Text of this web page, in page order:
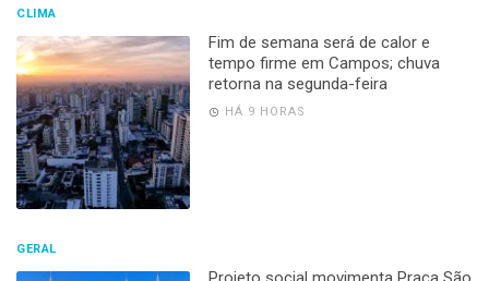
CLIMA
Fim de semana será de calor e
tempo firme em Campos; chuva
retorna na segunda-feira
HÁ 9 HORAS
GERAL